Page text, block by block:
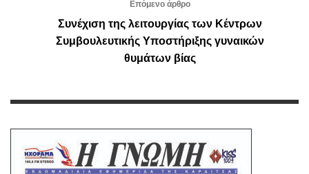
Επόμενο άρθρο
Συνέχιση της λειτουργίας των Κέντρων
Συμβουλευτικής Υποστήριξης γυναικών
θυμάτων βίας